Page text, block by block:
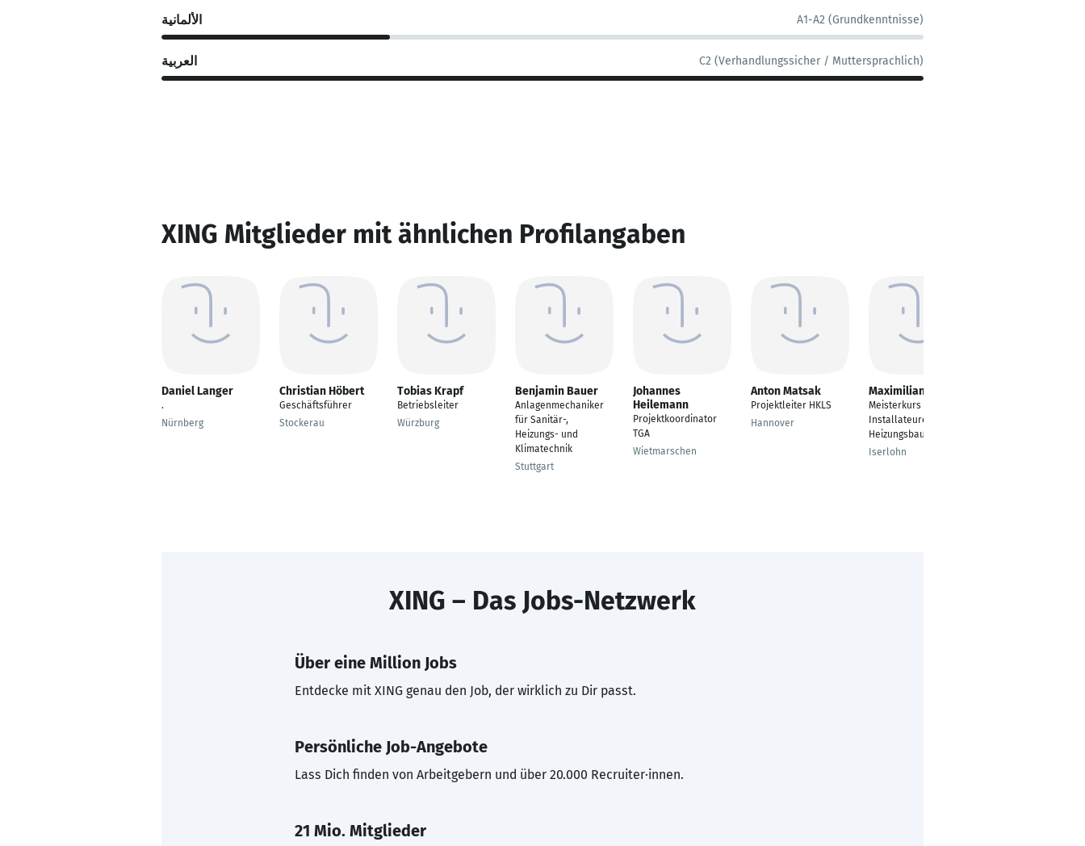
الألمانية A1-A2 (Grundkenntnisse)
العربية C2 (Verhandlungssicher / Muttersprachlich)
XING Mitglieder mit ähnlichen Profilangaben
Daniel Langer
.
Nürnberg
Christian Höbert
Geschäftsführer
Stockerau
Tobias Krapf
Betriebsleiter
Würzburg
Benjamin Bauer
Anlagenmechaniker
für Sanitär-,
Heizungs- und
Klimatechnik
Stuttgart
Johannes
Heilemann
Projektkoordinator
TGA
Wietmarschen
Anton Matsak
Projektleiter HKLS
Hannover
Maximilian Steinau
Meisterkurs
Installateure und
Heizungsbauer
Iserlohn
XING – Das Jobs-Netzwerk
Über eine Million Jobs
Entdecke mit XING genau den Job, der wirklich zu Dir passt.
Persönliche Job-Angebote
Lass Dich finden von Arbeitgebern und über 20.000 Recruiter·innen.
21 Mio. Mitglieder